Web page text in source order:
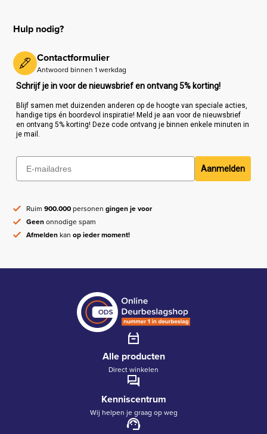
Hulp nodig?
Contactformulier
Antwoord binnen 1 werkdag
Schrijf je in voor de nieuwsbrief en ontvang 5% korting!
Blijf samen met duizenden anderen op de hoogte van speciale acties,
handige tips én boordevol inspiratie! Meld je aan voor de nieuwsbrief
en ontvang 5% korting! Deze code ontvang je binnen enkele minuten in
je mail.
Aanmelden
Ruim900.000personengingen je voor
Geenonnodige spam
Afmeldenkanop ieder moment!
Alle producten
Direct winkelen
Kenniscentrum
Wij helpen je graag op weg